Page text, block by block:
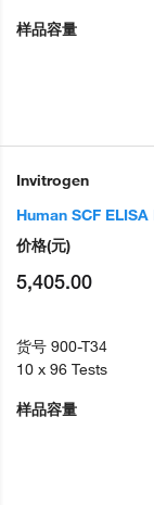
样品容量
Invitrogen
Human SCF
样品容量
价格(元)
5,405.00
货号 900-T34
10 x 96 Tests